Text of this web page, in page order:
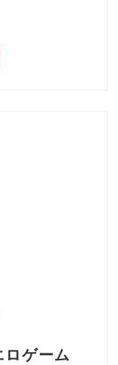
ゲーム